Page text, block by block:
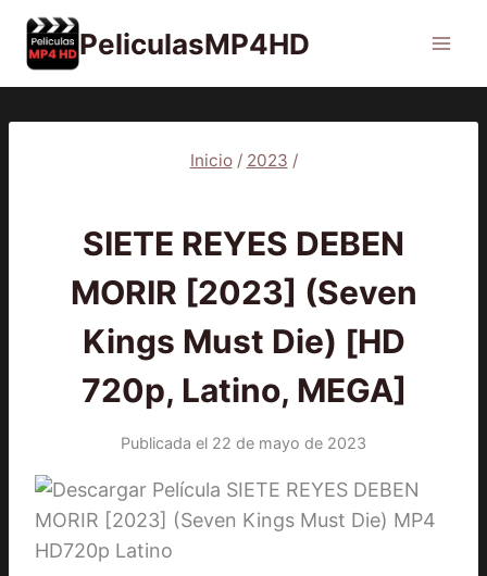
Saltar
contenido
PeliculasMP4HD
Inicio / 2023 /
SIETE REYES DEBEN
MORIR [2023] (Seven
Kings Must Die) [HD
720p, Latino, MEGA]
Publicada el 22 de mayo de 2023